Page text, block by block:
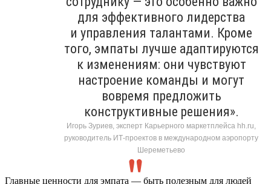
для эффективного лидерства
и управления талантами. Кроме
того, эмпаты лучше адаптируются
к изменениям: они чувствуют
настроение команды и могут
вовремя предложить
конструктивные решения».
Игорь Зуриев, эксперт Карьерного маркетплейса hh.ru,
руководитель ИТ-проектов в международном аэропорту
Шереметьево
Главные ценности для эмпата — быть полезным для людей